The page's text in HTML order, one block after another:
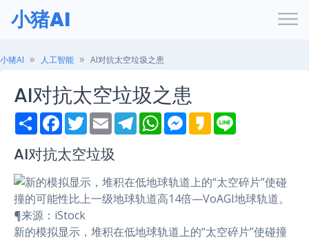
小猪AI
小猪AI 人工智能 AI对抗太空垃圾之患
AI对抗太空垃圾之患
S
h
r
e
F
a
e
b
o
o
k
T
w
t
t
r
E
m
i
l
T
e
a
m
W
h
p
p
M
e
g
e
r
K
a
AI对抗太空垃圾
新的模拟显示，堆积在低地球轨道上的“太空碎片”使碰撞